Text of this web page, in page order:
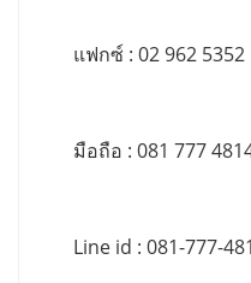
แฟกซ์ : 02 962 5352
มือถือ : 081 777
Line id : 081-777-